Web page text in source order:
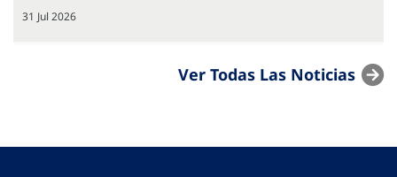
31 Jul 2026
Ver Todas Las Noticias